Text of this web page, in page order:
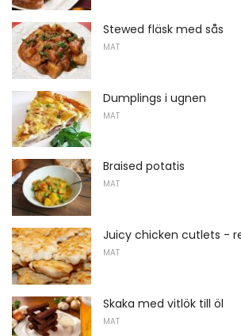
Stewed fläsk med sås
MAT
Dumplings i ugnen
MAT
Braised potatis
MAT
Juicy chicken cutlets -
MAT
Skaka med vitlök till öl
MAT